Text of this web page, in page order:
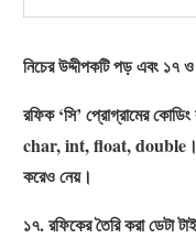
নিচের উদ্দীপকটি পড় এবং
রফিক ‘সি’ প্রোগ্রামের
char, int, float, double।
করেও নেয়।
১৭. রফিকের তৈরি করা ডেটা